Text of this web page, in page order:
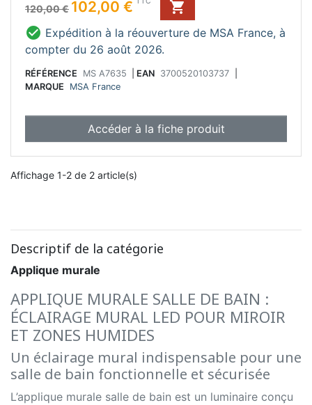
noir mat
Angle rotation gauche / droite 20°max.
Adaptée au boitier DCL
Convient à la cuisine et à la salle de bains.
Conseil d'entretien :
Ne pas utiliser de produit abrasif.
Prix de base
120,00 €
Prix 102,00 €

 Expédition à la réouverture de MSA France, à
compter du 26 août 2026.
RÉFÉRENCE MS A7635 EAN 3700520103737
MARQUE
MSA France
Accéder à la fiche produit
Affichage 1-2 de 2 article(s)
Descriptif de la catégorie
Applique murale
APPLIQUE MURALE SALLE DE BAIN :
ÉCLAIRAGE MURAL LED POUR MIROIR
ET ZONES HUMIDES
Un éclairage mural indispensable pour une
salle de bain fonctionnelle et sécurisée
L’applique murale salle de bain est un luminaire conçu